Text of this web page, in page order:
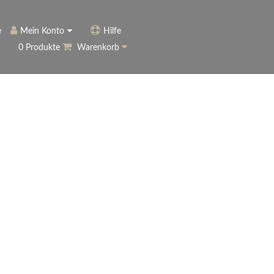
Mein Konto
Anmelden
Hilfe
0 Produkte
Warenkorb